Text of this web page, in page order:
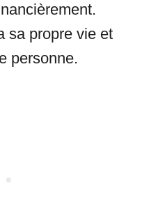
sa propre vie et
personne.